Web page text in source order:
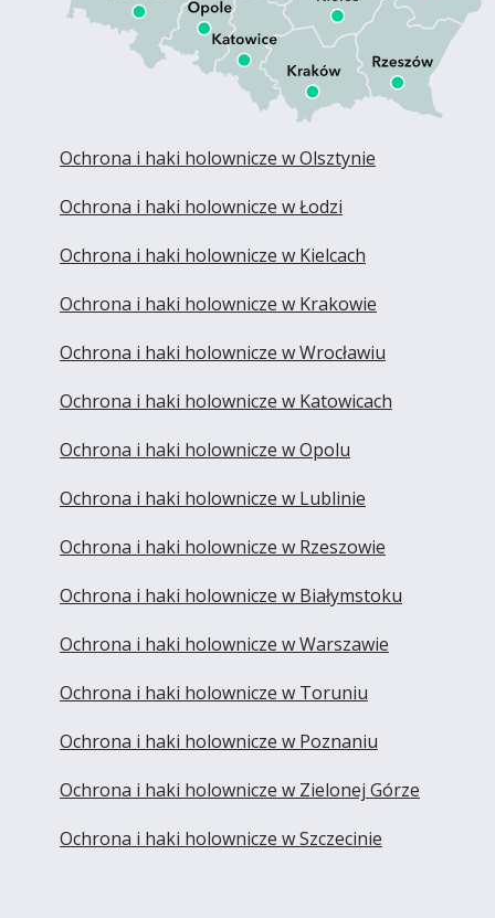
Ochrona i haki holownicze w Olsztynie
Ochrona i haki holownicze w Łodzi
Ochrona i haki holownicze w Kielcach
Ochrona i haki holownicze w Krakowie
Ochrona i haki holownicze w Wrocławiu
Ochrona i haki holownicze w Katowicach
Ochrona i haki holownicze w Opolu
Ochrona i haki holownicze w Lublinie
Ochrona i haki holownicze w Rzeszowie
Ochrona i haki holownicze w Białymstoku
Ochrona i haki holownicze w Warszawie
Ochrona i haki holownicze w Toruniu
Ochrona i haki holownicze w Poznaniu
Ochrona i haki holownicze w Zielonej Górze
Ochrona i haki holownicze w Szczecinie